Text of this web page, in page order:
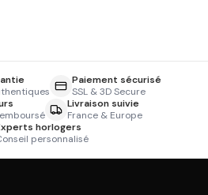
Paiement sécurisé
SSL & 3D Secure
Livraison suivie
France & Europe
horlogers
personnalisé